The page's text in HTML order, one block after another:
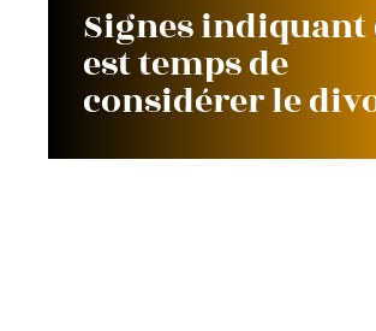
Signes indiquant
est temps de
considérer le